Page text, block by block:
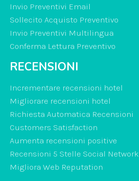
Invio Preventivi Email
Sollecito Acquisto Preventivo
Invio Preventivi Multilingua
Conferma Lettura Preventivo
RECENSIONI
Incrementare recensioni hotel
Migliorare recensioni hotel
Richiesta Automatica Recensioni
Customers Satisfaction
Aumenta recensioni positive
Recensioni 5 Stelle Social Network
Migliora Web Reputation